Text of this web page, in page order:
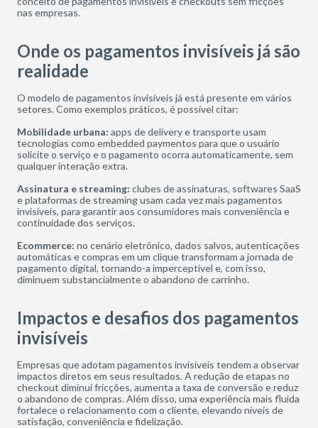
nas empresas.
Onde os pagamentos invisíveis já são
realidade
O modelo de pagamentos invisíveis já está presente em vários
setores. Como exemplos práticos, é possível citar:
Mobilidade urbana: apps de delivery e transporte usam
tecnologias como embedded paymentos para que o usuário
solicite o serviço e o pagamento ocorra automaticamente, sem
qualquer interação extra.
Assinatura e streaming: clubes de assinaturas, softwares SaaS
e plataformas de streaming usam cada vez mais pagamentos
invisíveis, para garantir aos consumidores mais conveniência e
continuidade dos serviços.
Ecommerce: no cenário eletrônico, dados salvos, autenticações
automáticas e compras em um clique transformam a jornada de
pagamento digital, tornando-a imperceptível e, com isso,
diminuem substancialmente o abandono de carrinho.
Impactos e desafios dos pagamentos
invisíveis
Empresas que adotam pagamentos invisíveis tendem a observar
impactos diretos em seus resultados. A redução de etapas no
checkout diminui fricções, aumenta a taxa de conversão e reduz
o abandono de compras. Além disso, uma experiência mais fluida
fortalece o relacionamento com o cliente, elevando níveis de
satisfação, conveniência e fidelização.